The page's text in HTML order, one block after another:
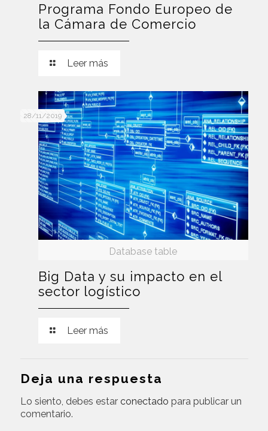
Programa Fondo Europeo de
la Cámara de Comercio
Leer más
Database table
28/11/2019
Big Data y su impacto en el
sector logístico
Leer más
Deja una respuesta
Lo siento, debes estar conectado para publicar un
comentario.